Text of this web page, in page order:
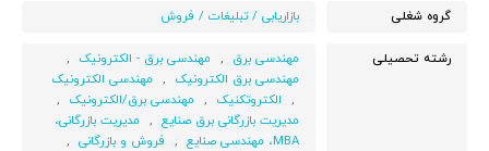
گروه شغلی بازاریابی / تبلیغات / فروش
رشته تحصیلی مهندسی برق , مهندسی برق - الکترونیک
,
مهندسی برق الکترونیک
,
مهندسی الکترونیک
,
الکتروتکنیک , مهندسی برق/الکترونیک
,
مدیریت بازرگانی برق صنایع ,
مدیریت بازرگانی،
MBA، مهندسی صنایع
, فروش و بازرگانی ,